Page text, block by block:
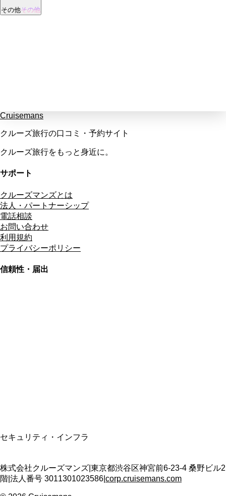
その他その他
Cruisemans
クルーズ旅行の口コミ・予約サイト
クルーズ旅行をもっと身近に。
サポート
クルーズマンズとは
法人・パートナーシップ
電話相談
お問い合わせ
利用規約
プライバシーポリシー
信頼性・届出
セキュリティ・インフラ
株式会社クルーズマンズ 東京都渋谷区神宮前6-23-4 桑野ビル2
階 法人番号 3011301023586 corp.cruisemans.com